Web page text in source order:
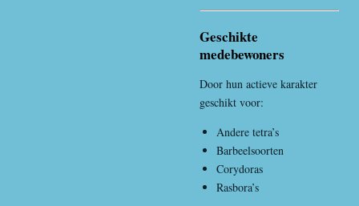
Geschikte
medebewoners
Door hun actieve karakter
geschikt voor:
Andere tetra’s
Barbeelsoorten
Corydoras
Rasbora’s